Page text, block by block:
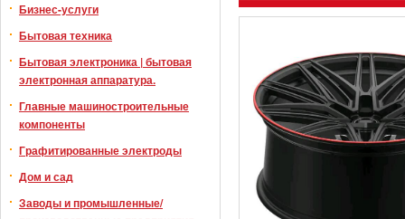
Бизнес-услуги
Бытовая техника
Бытовая электроника | бытовая
электронная аппаратура.
Главные машиностроительные
компоненты
Графитированные электроды
Дом и сад
Заводы и промышленные/